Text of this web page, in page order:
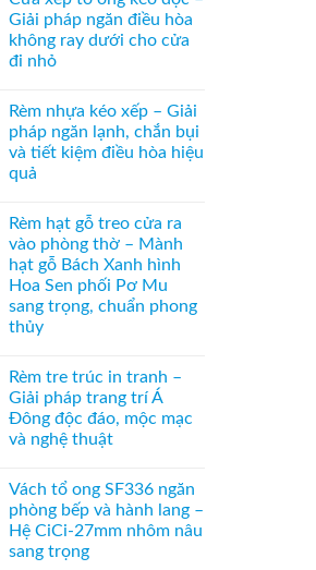
1003
hệ
27
hai
bên
luận
ở
Rèm
tổ
ong
hệ
27
–
Giải
pháp
che
đại,
riêng
cho
văn
Giải pháp ngăn điều hòa
không ray dưới cho cửa
đi nhỏ
bình
luận
ở
Cửa
xếp
tổ
dọc
–
Giải
pháp
ngăn
hòa
không
cửa
đi
Rèm nhựa kéo xếp – Giải
pháp ngăn lạnh, chắn bụi
và tiết kiệm điều hòa hiệu
quả
bình
luận
ở
Rèm
nhựa
kéo
xếp
–
lạnh,
chắn
và
tiết
hiệu
quả
Rèm hạt gỗ treo cửa ra
vào phòng thờ – Mành
hạt gỗ Bách Xanh hình
Hoa Sen phối Pơ Mu
sang trọng, chuẩn phong
thủy
bình
luận
ở
Rèm
hạt
gỗ
ra
vào
phòng
thờ
–
Mành
Rèm tre trúc in tranh –
Giải pháp trang trí Á
Đông độc đáo, mộc mạc
và nghệ thuật
bình
luận
ở
Rèm
tre
trúc
Vách tổ ong SF336 ngăn
phòng bếp và hành lang –
Hệ CiCi-27mm nhôm nâu
sang trọng